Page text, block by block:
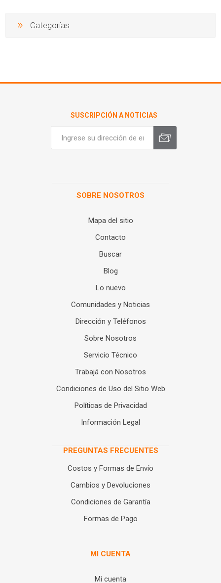
Categorías
SUSCRIPCIÓN A NOTICIAS
SOBRE NOSOTROS
Mapa del sitio
Contacto
Buscar
Blog
Lo nuevo
Comunidades y Noticias
Dirección y Teléfonos
Sobre Nosotros
Servicio Técnico
Trabajá con Nosotros
Condiciones de Uso del Sitio Web
Políticas de Privacidad
Información Legal
PREGUNTAS FRECUENTES
Costos y Formas de Envío
Cambios y Devoluciones
Condiciones de Garantía
Formas de Pago
MI CUENTA
Mi cuenta